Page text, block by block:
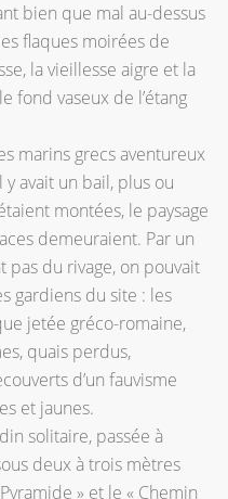
bien que mal au-dessus
flaques moirées de
la vieillesse aigre et la
fond vaseux de l’étang
marins grecs aventureux
avait un bail, plus ou
montées, le paysage
demeuraient. Par un
du rivage, on pouvait
gardiens du site : les
jetée gréco-romaine,
quais perdus,
d’un fauvisme
et jaunes.
solitaire, passée à
deux à trois mètres
» et le « Chemin